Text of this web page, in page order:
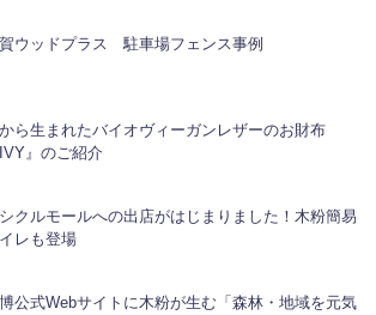
ウッドプラス 駐車場フェンス事例
ら生まれたバイオヴィーガンレザーのお財布
IVY』のご紹介
クルモールへの出店がはじまりました！木粉簡易
イレも登場
公式Webサイトに木粉が生む「森林・地域を元気